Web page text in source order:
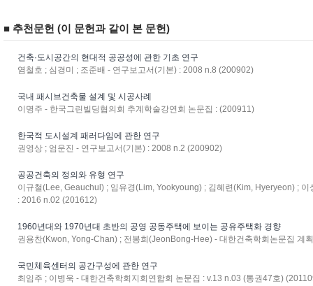
■ 추천문헌 (이 문헌과 같이 본 문헌)
건축·도시공간의 현대적 공공성에 관한 기초 연구
염철호 ; 심경미 ; 조준배 - 연구보고서(기본) : 2008 n.8 (200902)
국내 패시브건축물 설계 및 시공사례
이명주 - 한국그린빌딩협의회 추계학술강연회 논문집 : (200911)
한국적 도시설계 패러다임에 관한 연구
권영상 ; 엄운진 - 연구보고서(기본) : 2008 n.2 (200902)
공공건축의 정의와 유형 연구
이규철(Lee, Geauchul) ; 임유경(Lim, Yookyoung) ; 김혜련(Kim, Hyeryeon) ;
: 2016 n.02 (201612)
1960년대와 1970년대 초반의 공영 공동주택에 보이는 공유주택화 경향
권용찬(Kwon, Yong-Chan) ; 전봉희(JeonBong-Hee) - 대한건축학회논문집 계
국민체육센터의 공간구성에 관한 연구
최임주 ; 이병욱 - 대한건축학회지회연합회 논문집 : v.13 n.03 (통권47호)